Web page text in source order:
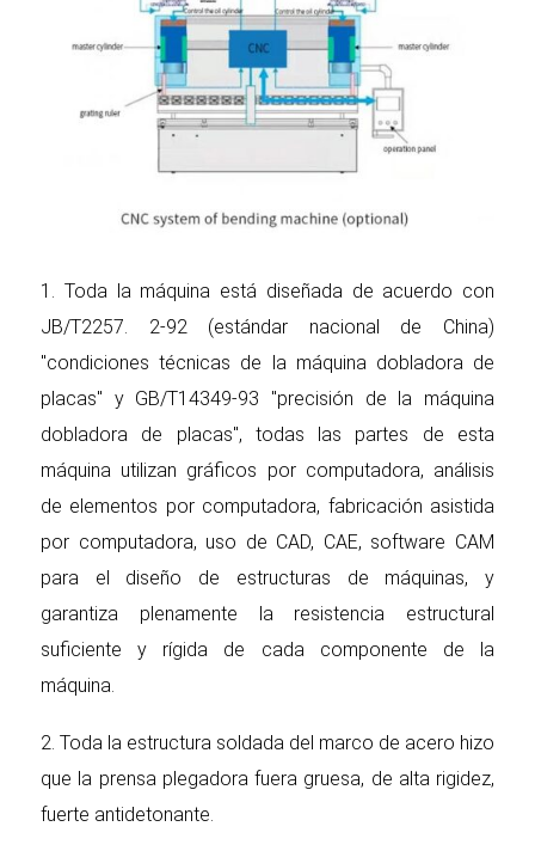
1. Toda la máquina está diseñada de acuerdo con
JB/T2257. 2-92 (estándar nacional de China)
"condiciones técnicas de la máquina dobladora de
placas" y GB/T14349-93 "precisión de la máquina
dobladora de placas", todas las partes de esta
máquina utilizan gráficos por computadora, análisis
de elementos por computadora, fabricación asistida
por computadora, uso de CAD, CAE, software CAM
para el diseño de estructuras de máquinas, y
garantiza plenamente la resistencia estructural
suficiente y rígida de cada componente de la
máquina.
2. Toda la estructura soldada del marco de acero hizo
que la prensa plegadora fuera gruesa, de alta rigidez,
fuerte antidetonante.